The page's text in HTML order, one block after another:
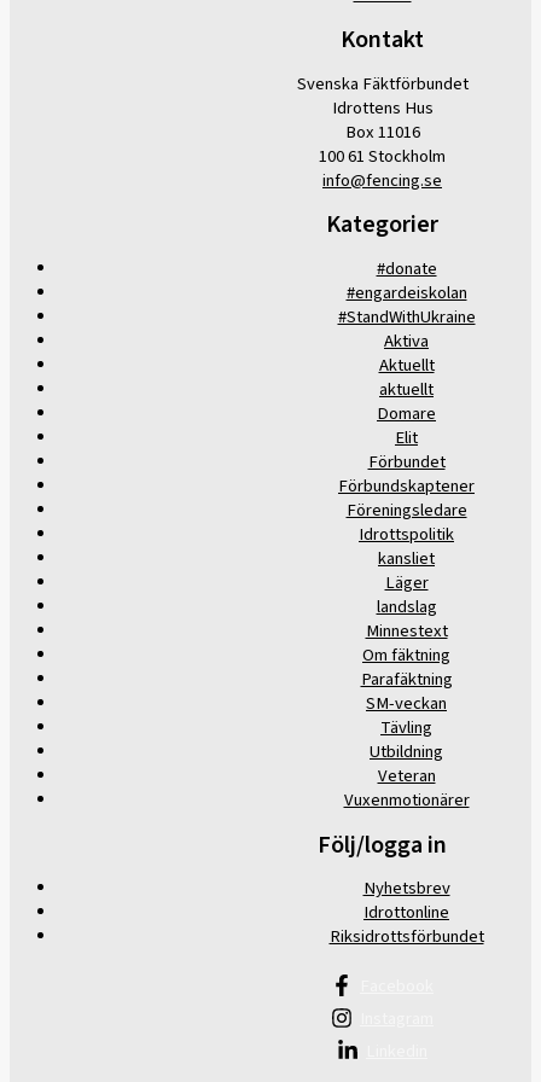
Kontakt
Svenska Fäktförbundet
Idrottens Hus
Box 11016
100 61 Stockholm
info@fencing.se
Kategorier
#donate
#engardeiskolan
#StandWithUkraine
Aktiva
Aktuellt
aktuellt
Domare
Elit
Förbundet
Förbundskaptener
Föreningsledare
Idrottspolitik
kansliet
Läger
landslag
Minnestext
Om fäktning
Parafäktning
SM-veckan
Tävling
Utbildning
Veteran
Vuxenmotionärer
Följ/logga in
Nyhetsbrev
Idrottonline
Riksidrottsförbundet